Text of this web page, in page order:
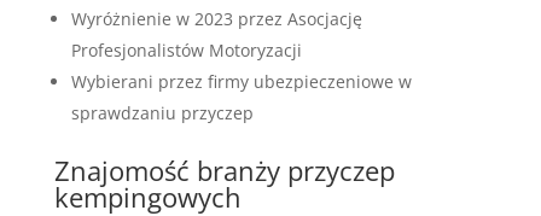
Wyróżnienie w 2023 przez Asocjację
Profesjonalistów Motoryzacji
Wybierani przez firmy ubezpieczeniowe w
sprawdzaniu przyczep
Znajomość branży przyczep
kempingowych